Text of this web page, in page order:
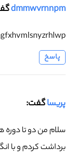
dmmwvrnnpm
پاسخ
پریساگفت:
سلام من دو تا
برداشت کردم و با